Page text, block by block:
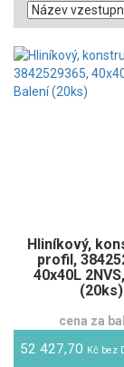
Hliníkový,
profil,
40x40L
(20ks)
cena za
52 427,70 Kč bez